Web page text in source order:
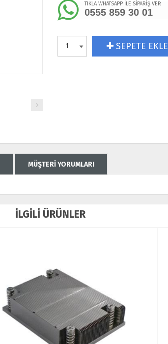
TIKLA WHATSAPP İLE SİPARİŞ VER
0555 859 30 01
SEPETE EKLE
MÜŞTERİ YORUMLARI
İLGİLİ ÜRÜNLER